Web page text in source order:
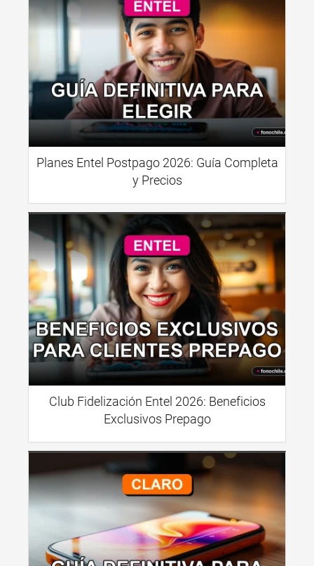
Planes Entel Postpago 2026: Guía Completa
y Precios
Club Fidelización Entel 2026: Beneficios
Exclusivos Prepago